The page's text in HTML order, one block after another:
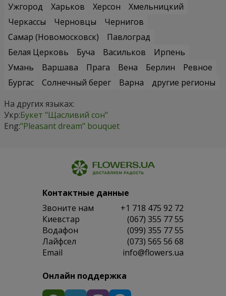
Ужгород
Харьков Херсон
Хмельницкий
Черкассы
Черновцы
Чернигов
Самар (Новомосковск)
Павлоград
Белая Церковь
Буча Васильков
Ирпень
Умань
Варшава Прага Вена Берлин
Ревное
Бургас
Солнечный берег Варна
другие регионы
На других языках:
Укр:Букет "Щасливий сон"
Eng:"Pleasant dream" bouquet
Контактные данные
Звоните нам
+1 718 475 92 72
Киевстар
(067) 355 77 55
Водафон
(099) 355 77 55
Лайфсел
(073) 565 56 68
Email
info@flowers.ua
Онлайн поддержка